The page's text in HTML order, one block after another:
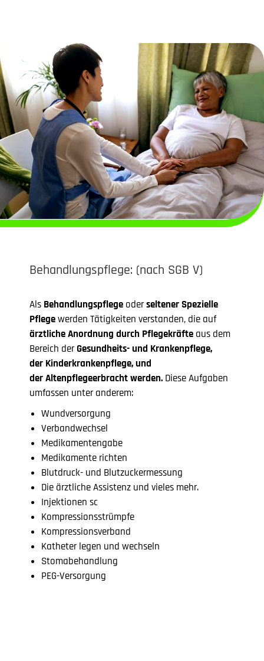
Behandlungspflege: (nach SGB V)
Als Behandlungspflege oderseltener Spezielle
Pflegewerden Tätigkeiten verstanden, die auf
ärztliche Anordnung durch Pflegekräfte aus dem
Bereich derGesundheits- und Krankenpflege,
der Kinderkrankenpflege, und
der Altenpflegeerbracht werden. Diese Aufgaben
umfassen unter anderem:
Wundversorgung
Verbandwechsel
Medikamentengabe
Medikamente richten
Blutdruck- und Blutzuckermessung
Die ärztliche Assistenz und vieles mehr.
Injektionen sc
Kompressionsstrümpfe
Kompressionsverband
Katheter legen und wechseln
Stomabehandlung
PEG-Versorgung